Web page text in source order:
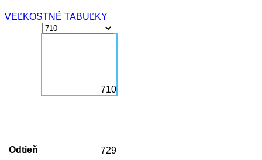
VEĽKOSTNÉ TABUĽKY
Odtieň
710
729